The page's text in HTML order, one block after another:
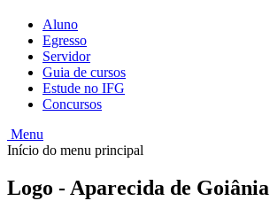
Aluno
Egresso
Servidor
Guia de cursos
Estude no IFG
Concursos
Menu
Início do menu principal
Logo - Aparecida de Goiânia